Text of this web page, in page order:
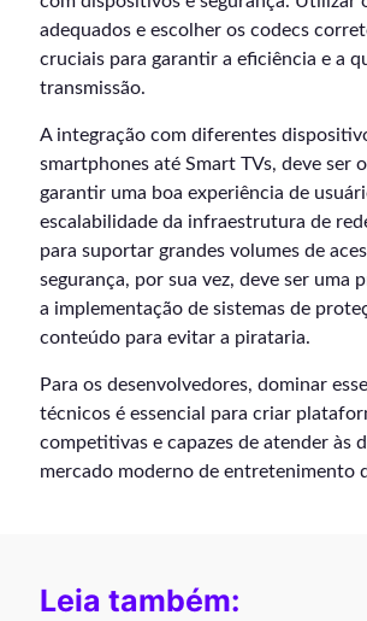
adequados e escolher os codecs
cruciais para garantir a eficiência e a
transmissão.
A integração com diferentes
smartphones até Smart TVs, deve ser
garantir uma boa experiência de
escalabilidade da infraestrutura de
para suportar grandes volumes de
segurança, por sua vez, deve ser uma
a implementação de sistemas de
conteúdo para evitar a pirataria.
Para os desenvolvedores, dominar
técnicos é essencial para criar
competitivas e capazes de atender às
mercado moderno de entretenimento
Leia também: